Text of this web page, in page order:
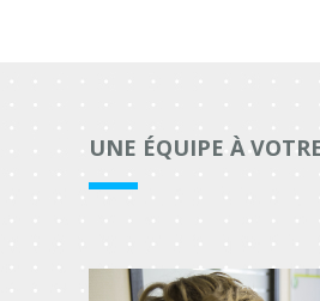
UNE ÉQUIPE À